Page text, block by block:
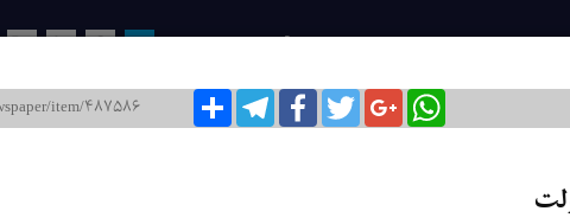
روزنامه ایران / شماره : 6911 ۶ آبان ۱۳۹۷
21
22
23
24
26
27
28
29
اشتراکTelegramFacebookTwitterGoogle+WhatsApp
اخبار این